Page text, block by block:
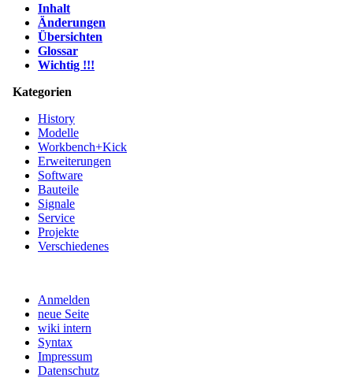
Inhalt
Änderungen
Übersichten
Glossar
Wichtig !!!
Kategorien
History
Modelle
Workbench+Kick
Erweiterungen
Software
Bauteile
Signale
Service
Projekte
Verschiedenes
Anmelden
neue Seite
wiki intern
Syntax
Impressum
Datenschutz